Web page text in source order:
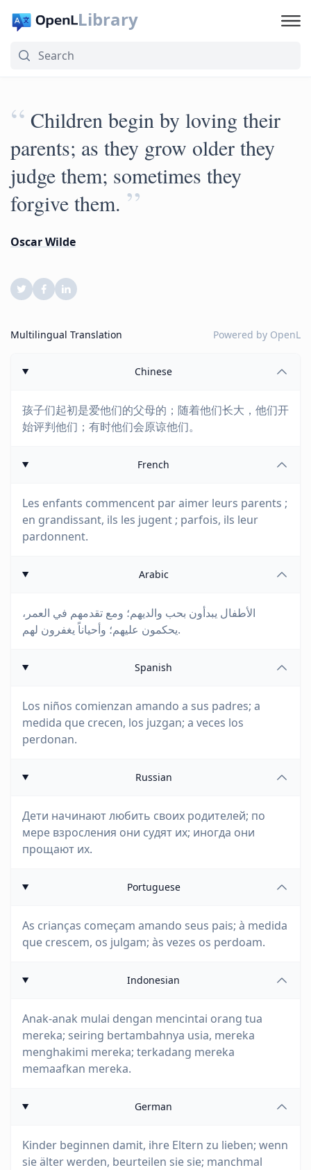
Library
“ Children begin by loving their
parents; as they grow older they
judge them; sometimes they
forgive them. ”
Oscar Wilde
Multilingual Translation Powered by OpenL
Chinese
孩子们起初是爱他们的父母的；随着他们长大，他们开
始评判他们；有时他们会原谅他们。
French
Les enfants commencent par aimer leurs parents ;
en grandissant, ils les jugent ; parfois, ils leur
pardonnent.
Arabic
الأطفال يبدأون بحب والديهم؛ ومع تقدمهم في العمر،
يحكمون عليهم؛ وأحياناً يغفرون لهم.
Spanish
Los niños comienzan amando a sus padres; a
medida que crecen, los juzgan; a veces los
perdonan.
Russian
Дети начинают любить своих родителей; по
мере взросления они судят их; иногда они
прощают их.
Portuguese
As crianças começam amando seus pais; à medida
que crescem, os julgam; às vezes os perdoam.
Indonesian
Anak-anak mulai dengan mencintai orang tua
mereka; seiring bertambahnya usia, mereka
menghakimi mereka; terkadang mereka
memaafkan mereka.
German
Kinder beginnen damit, ihre Eltern zu lieben; wenn
sie älter werden, beurteilen sie sie; manchmal